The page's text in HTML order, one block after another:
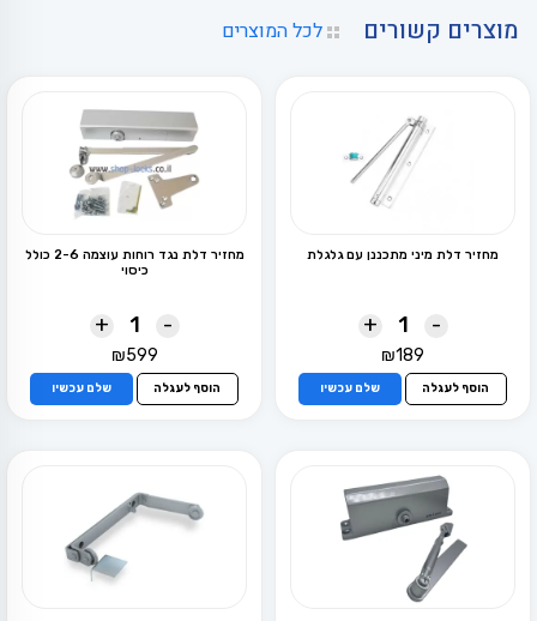
מוצרים קשורים לכל המוצרים
מחזיר דלת מיני מתכננן עם גלגלת
-
+
₪189
הוסף לעגלה שלם עכשיו
מחזיר דלת נגד רוחות עוצמה 2-6 כולל
כיסוי
-
+
₪599
הוסף לעגלה שלם עכשיו